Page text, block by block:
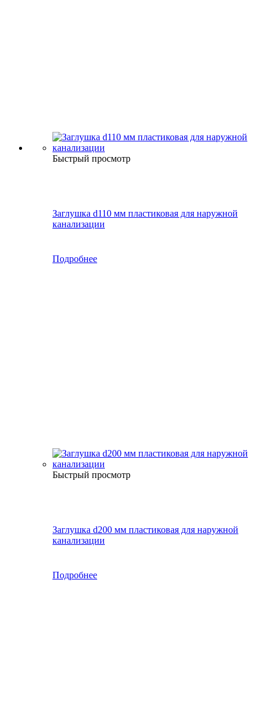
Быстрый просмотр
Заглушка d110 мм пластиковая для наружной
канализации
Подробнее
Быстрый просмотр
Заглушка d200 мм пластиковая для наружной
канализации
Подробнее